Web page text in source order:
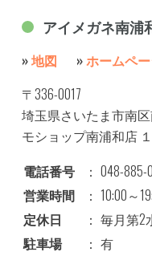
アイメガネ南浦
»地図 »ホームペ
〒336-0017
埼玉県さいたま市南
モショップ南浦和店
電話番号
： 048-885-
営業時間
： 10:00～
定休日
： 毎月第2
駐車場
： 有